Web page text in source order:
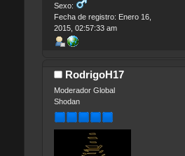
Sexo:
Fecha de registro: Enero 16,
2015, 02:57:33 am
RodrigoH17
Moderador Global
Shodan